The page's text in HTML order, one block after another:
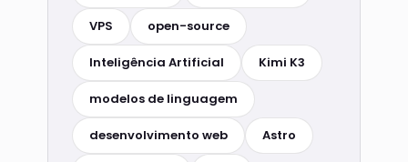
VPS open-source
Inteligência Artificial Kimi K3
modelos de linguagem
desenvolvimento web Astro